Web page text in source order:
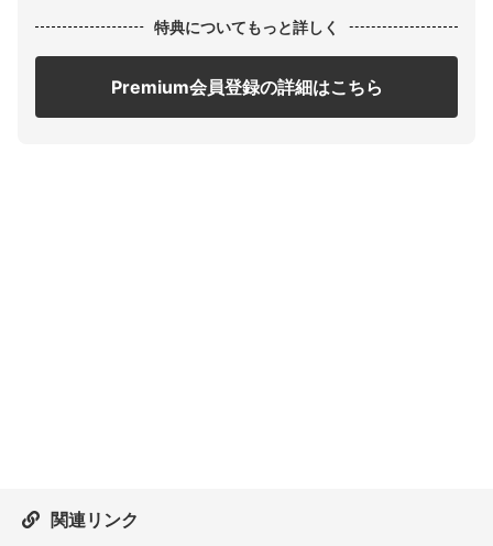
特典についてもっと詳しく
Premium会員登録の詳細はこちら
関連リンク